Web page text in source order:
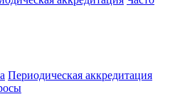
Периодическая аккредитация